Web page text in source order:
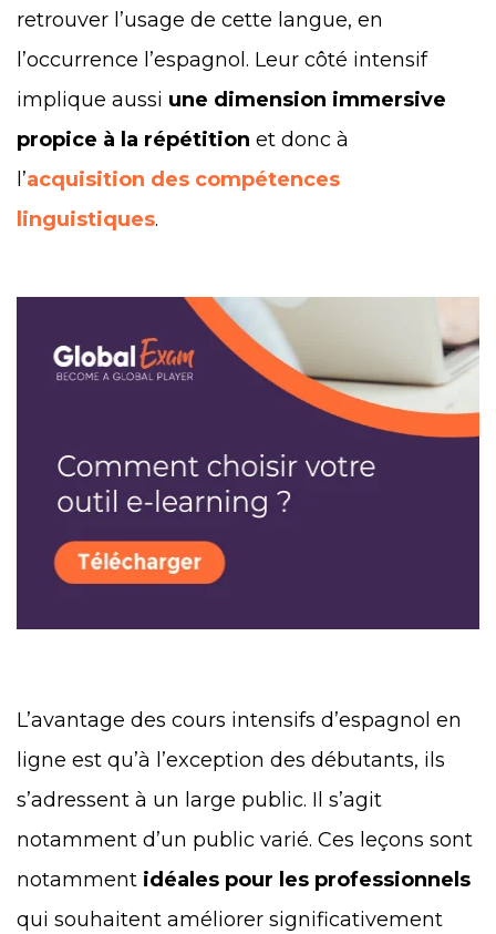
retrouver l’usage de cette langue, en
l’occurrence l’espagnol. Leur côté intensif
implique aussi une dimension immersive
propice à la répétition et donc à
l’acquisition des compétences
linguistiques.
L’avantage des cours intensifs d’espagnol en
ligne est qu’à l’exception des débutants, ils
s’adressent à un large public. Il s’agit
notamment d’un public varié. Ces leçons sont
notamment idéales pour les professionnels
qui souhaitent améliorer significativement